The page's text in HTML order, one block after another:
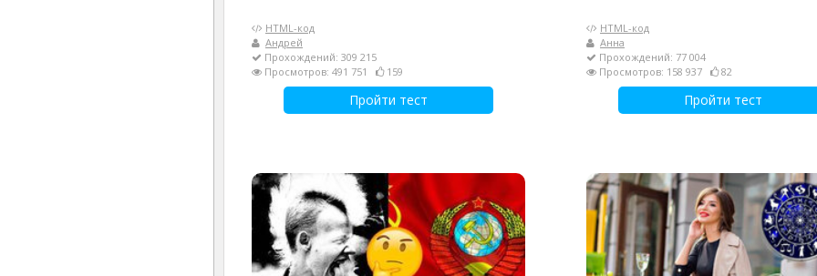
HTML-код
Андрей
Прохождений: 309 215
Просмотров: 491 751
159
Пройти тест
HTML-код
Анна
Прохождений: 77 004
Просмотров: 158 937
82
Пройти тест